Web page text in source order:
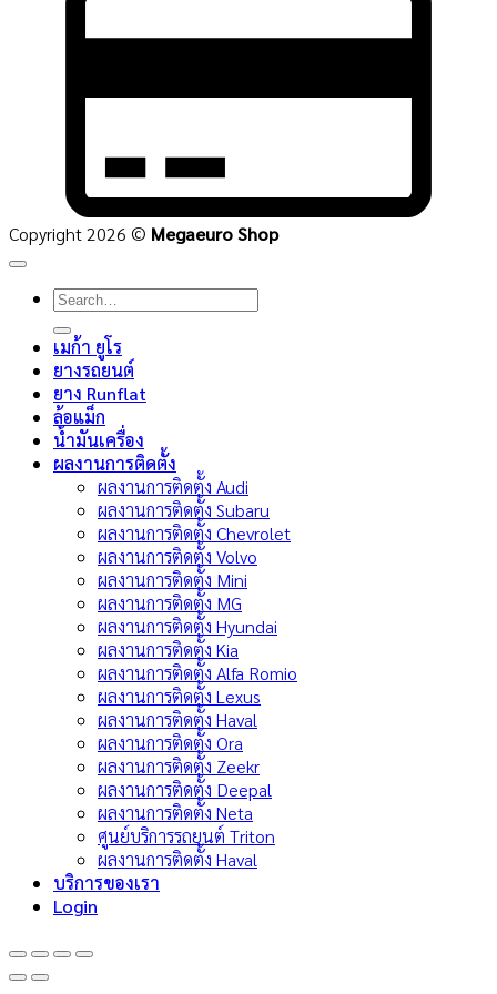
Copyright 2026 © Megaeuro Shop
Search
เมก้า ยูโร
ยางรถยนต์
ยาง Runflat
ล้อแม็ก
น้ำมันเครื่อง
ผลงานการติดตั้ง
ผลงานการติดตั้ง Audi
ผลงานการติดตั้ง Subaru
ผลงานการติดตั้ง Chevrolet
ผลงานการติดตั้ง Volvo
ผลงานการติดตั้ง Mini
ผลงานการติดตั้ง MG
ผลงานการติดตั้ง Hyundai
ผลงานการติดตั้ง Kia
ผลงานการติดตั้ง Alfa Romio
ผลงานการติดตั้ง Lexus
ผลงานการติดตั้ง Haval
ผลงานการติดตั้ง Ora
ผลงานการติดตั้ง Zeekr
ผลงานการติดตั้ง Deepal
ผลงานการติดตั้ง Neta
ศูนย์บริการรถยนต์ Triton
ผลงานการติดตั้ง Haval
บริการของเรา
Login